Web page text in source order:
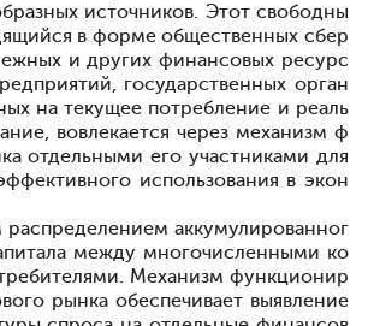
источников. Этот свободны
в форме общественных сбер
и других финансовых ресурс
государственных орган
на текущее потребление и реаль
вовлекается через механизм ф
отдельными его участниками для
использования в экон
аккумулированног
между многочисленными ко
Механизм функционир
рынка обеспечивает выявление